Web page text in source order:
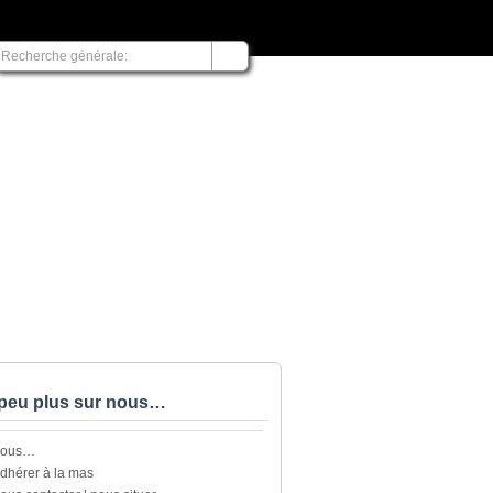
plus sur nous…
à la mas